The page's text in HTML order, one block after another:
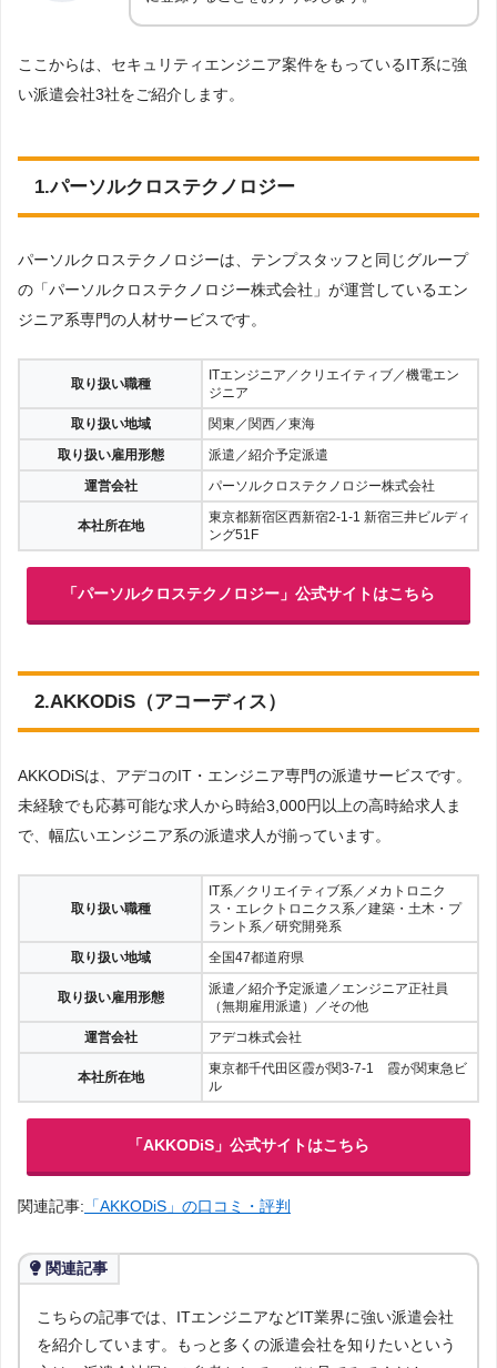
セキュリティエンジニアの派遣求人を探す方は、
「IT業界に強い派遣会社」
に登録することをおすすめします。
ここからは、セキュリティエンジニア案件をもっているIT系に強
い派遣会社3社をご紹介します。
の「パーソルクロステクノロジー株式会社」が運営しているエン
ジニア系専門の人材サービスです。
取り扱い職種
ITエンジニア／クリエイティブ／機電エン
ジニア
関東／関西／東海
派遣／紹介予定派遣
東京都新宿区西新宿2-1-1 新宿三井ビルディ
ング51F
未経験でも応募可能な求人から時給3,000円以上の高時給求人ま
で、幅広いエンジニア系の派遣求人が揃っています。
取り扱い職種
IT系／クリエイティブ系／メカトロニク
ス・エレクトロニクス系／建築・土木・プ
ラント系／研究開発系
取り扱い地域
全国47都道府県
取り扱い雇用形態
派遣／紹介予定派遣／エンジニア正社員
（無期雇用派遣）／その他
東京都千代田区霞が関3-7-1 霞が関東急ビ
ル
関連記事